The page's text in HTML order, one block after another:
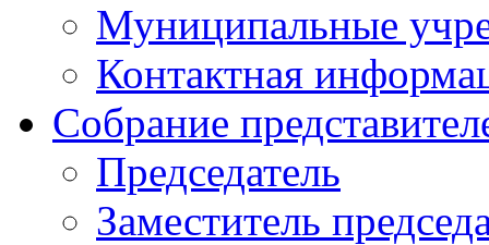
Муниципальные
Контактная
Собрание
Председатель
Заместитель